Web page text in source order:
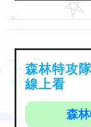
森林特攻
線上看
森